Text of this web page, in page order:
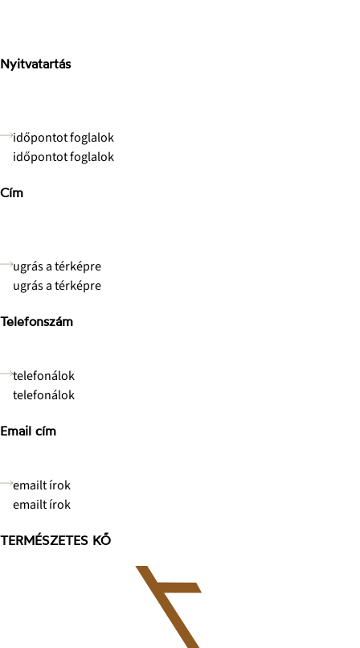
Nyitvatartás
időpontot foglalok
időpontot foglalok
Cím
ugrás a térképre
ugrás a térképre
Telefonszám
telefonálok
telefonálok
Email cím
emailt írok
emailt írok
TERMÉSZETES KŐ